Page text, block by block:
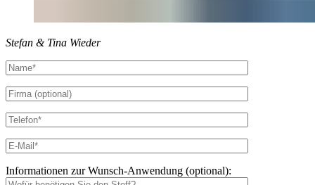
Stefan & Tina Wieder
Informationen zur Wunsch-Anwendung (optional):